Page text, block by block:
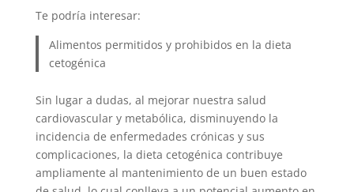
Te podría interesar:
Alimentos permitidos y prohibidos en la dieta
cetogénica
Sin lugar a dudas, al mejorar nuestra salud
cardiovascular y metabólica, disminuyendo la
incidencia de enfermedades crónicas y sus
complicaciones, la dieta cetogénica contribuye
ampliamente al mantenimiento de un buen estado